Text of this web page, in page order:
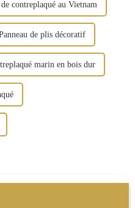
contreplaqué au Vietnam
de plis décoratif
marin en bois dur